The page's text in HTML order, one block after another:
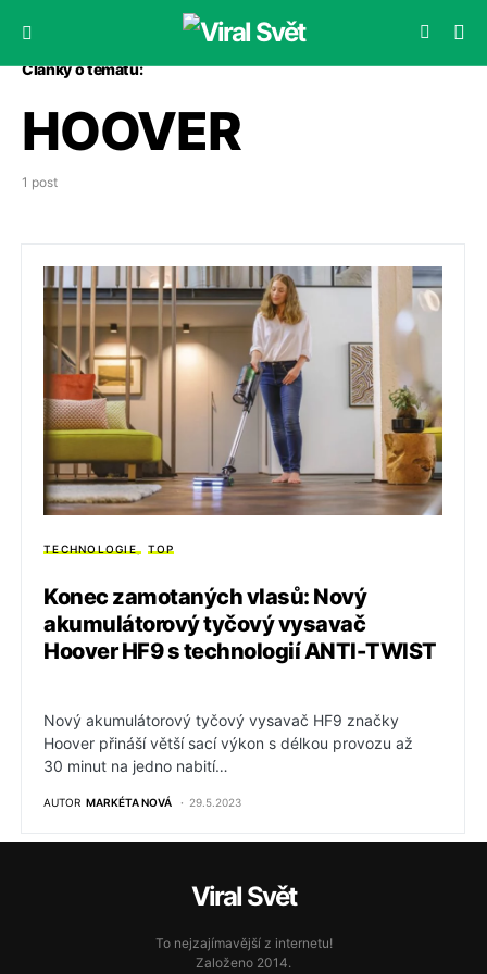
Články o tématu:
HOOVER
1 post
TECHNOLOGIE TOP
Konec zamotaných vlasů: Nový
akumulátorový tyčový vysavač
Hoover HF9 s technologií ANTI-TWIST
Nový akumulátorový tyčový vysavač HF9 značky
Hoover přináší větší sací výkon s délkou provozu až
30 minut na jedno nabití…
AUTOR MARKÉTA NOVÁ 29.5.2023
Viral Svět
To nejzajímavější z internetu!
Založeno 2014.